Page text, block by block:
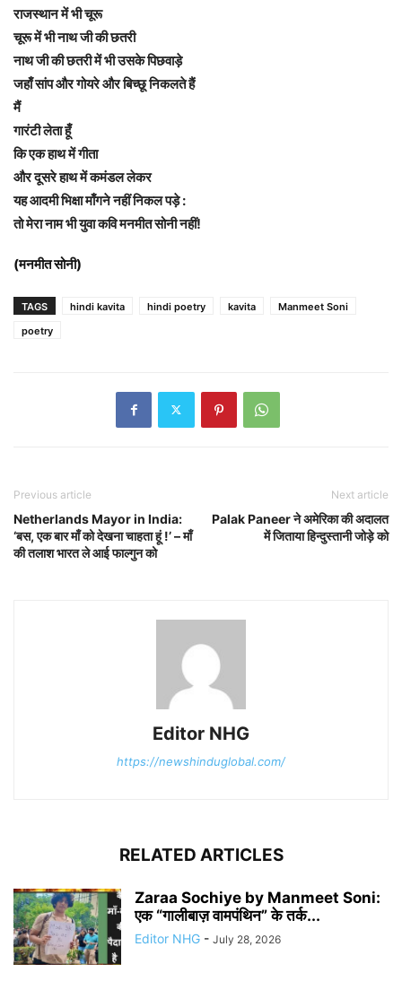
राजस्थान में भी चूरू
चूरू में भी नाथ जी की छतरी
नाथ जी की छतरी में भी उसके पिछवाड़े
जहाँ सांप और गोयरे और बिच्छू निकलते हैं
मैं
गारंटी लेता हूँ
कि एक हाथ में गीता
और दूसरे हाथ में कमंडल लेकर
यह आदमी भिक्षा माँगने नहीं निकल पड़े :
तो मेरा नाम भी युवा कवि मनमीत सोनी नहीं!
(मनमीत सोनी)
TAGS hindi kavita hindi poetry kavita
Manmeet Soni
poetry
Previous article
Netherlands Mayor in India:
‘बस, एक बार माँ को देखना चाहता हूं !’ – माँ
की तलाश भारत ले आई फाल्गुन को
Next article
Palak Paneer ने अमेरिका की अदालत
में जिताया हिन्दुस्तानी जोड़े को
Editor NHG
https://newshinduglobal.com/
RELATED ARTICLES
Zaraa Sochiye by Manmeet Soni:
एक “गालीबाज़ वामपंथिन” के तर्क...
Editor NHG - July 28, 2026